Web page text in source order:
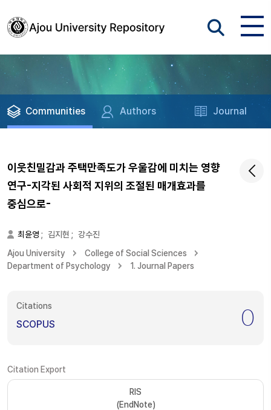
Communities Authors Journal
이웃친밀감과 주택만족도가 우울감에 미치는 영향
연구-지각된 사회적 지위의 조절된 매개효과를
중심으로-
최윤영 ; 김지현 ; 강수진
Ajou University
College of Social Sciences
Department of Psychology
1. Journal Papers
Citations
SCOPUS 0
Citation Export
RIS
(EndNote)